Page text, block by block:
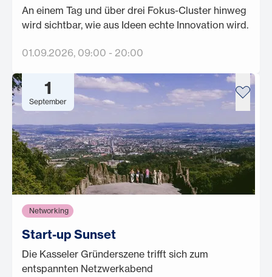
An einem Tag und über drei Fokus-Cluster hinweg
wird sichtbar, wie aus Ideen echte Innovation wird.
01.09.2026, 09:00 - 20:00
1
September
Networking
Start-up Sunset
Die Kasseler Gründerszene trifft sich zum
entspannten Netzwerkabend